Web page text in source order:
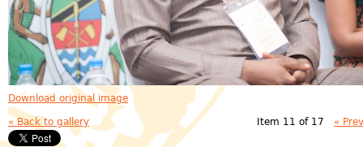
Download original image
« Back to gallery Item 11 of 17 «